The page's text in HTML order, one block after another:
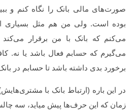
صورت‌های مالی بانک را نگاه کنم و
بوده است. ولی من هم مثل بسیاری از
می‌کنم که بانک با من برقرار
می‌گیرم که حسابم فعال باشد یا نه.
برخورد بدی داشته باشد تا حسابم در
در این باره (ارتباط بانک با
زمان که این حرف‌ها پیش میاید، سه